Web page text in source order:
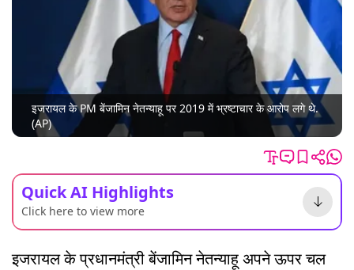
इजरायल के PM बेंजामिन नेतन्याहू पर 2019 में भ्रष्टाचार के आरोप लगे थे.
(AP)
Quick AI Highlights
Click here to view more
इजरायल के प्रधानमंत्री बेंजामिन नेतन्याहू अपने ऊपर चल